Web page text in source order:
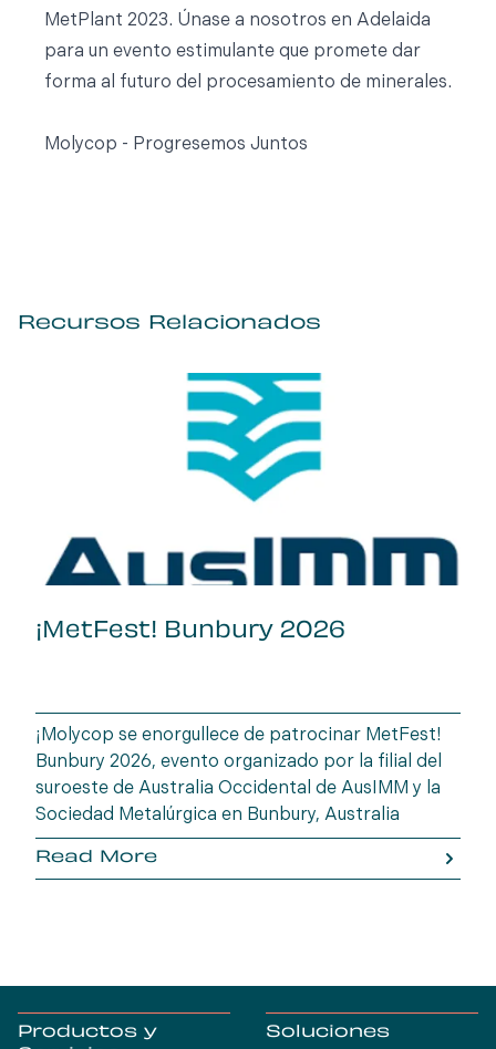
MetPlant 2023. Únase a nosotros en Adelaida
para un evento estimulante que promete dar
forma al futuro del procesamiento de minerales.
Molycop - Progresemos Juntos
Recursos Relacionados
¡MetFest! Bunbury 2026
¡Molycop se enorgullece de patrocinar MetFest!
Bunbury 2026, evento organizado por la filial del
suroeste de Australia Occidental de AusIMM y la
Sociedad Metalúrgica en Bunbury, Australia
Occidental. Reúnase con un representante de
Molycop para analizar soluciones prácticas,
Read More
Productos y
Soluciones